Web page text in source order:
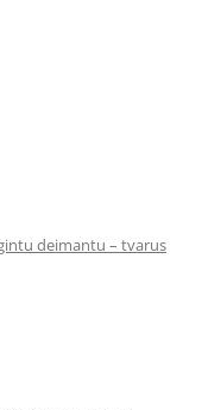
deimantu – tvarus